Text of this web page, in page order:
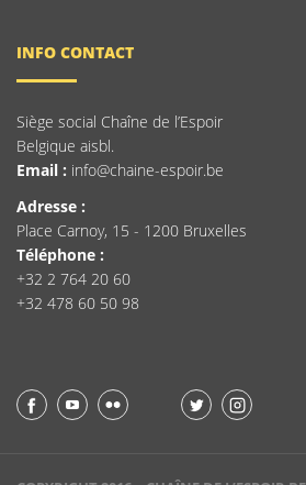
INFO CONTACT
Siège social Chaîne de l’Espoir
Belgique aisbl.
Email : info@chaine-espoir.be
Adresse :
Place Carnoy, 15 - 1200 Bruxelles
Téléphone :
+32 2 764 20 60
+32 478 60 50 98